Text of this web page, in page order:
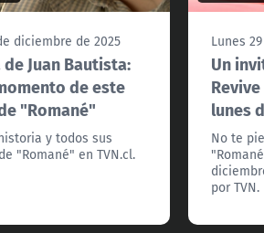
diciembre de 2025
Juan Bautista:
de este
"Romané"
y todos sus
"Romané" en TVN.cl.
Lunes
Un
lunes
No te
por TVN.